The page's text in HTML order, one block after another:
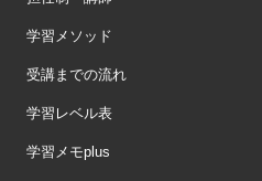
学習メソッド
受講までの流れ
学習レベル表
学習メモplus